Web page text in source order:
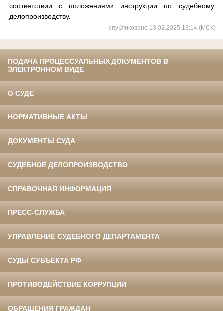
соответствии с положениями инструкции по судебному
делопроизводству.
опубликовано 13.02.2025 13:14 (МСК)
ПОДАЧА ПРОЦЕССУАЛЬНЫХ ДОКУМЕНТОВ В
ЭЛЕКТРОННОМ ВИДЕ
О СУДЕ
НОРМАТИВНЫЕ АКТЫ
ДОКУМЕНТЫ СУДА
СУДЕБНОЕ ДЕЛОПРОИЗВОДСТВО
СПРАВОЧНАЯ ИНФОРМАЦИЯ
ПРЕСС-СЛУЖБА
УПРАВЛЕНИЕ СУДЕБНОГО ДЕПАРТАМЕНТА
СУДЫ СУБЪЕКТА РФ
ПРОТИВОДЕЙСТВИЕ КОРРУПЦИИ
ОБРАЩЕНИЯ ГРАЖДАН